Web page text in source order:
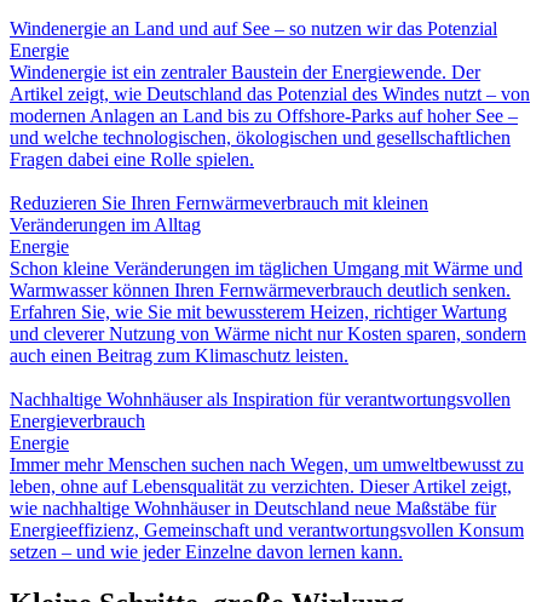
Windenergie an Land und auf See – so nutzen wir das Potenzial
Energie
Windenergie ist ein zentraler Baustein der Energiewende. Der
Artikel zeigt, wie Deutschland das Potenzial des Windes nutzt – von
modernen Anlagen an Land bis zu Offshore-Parks auf hoher See –
und welche technologischen, ökologischen und gesellschaftlichen
Fragen dabei eine Rolle spielen.
Reduzieren Sie Ihren Fernwärmeverbrauch mit kleinen
Veränderungen im Alltag
Energie
Schon kleine Veränderungen im täglichen Umgang mit Wärme und
Warmwasser können Ihren Fernwärmeverbrauch deutlich senken.
Erfahren Sie, wie Sie mit bewussterem Heizen, richtiger Wartung
und cleverer Nutzung von Wärme nicht nur Kosten sparen, sondern
auch einen Beitrag zum Klimaschutz leisten.
Nachhaltige Wohnhäuser als Inspiration für verantwortungsvollen
Energieverbrauch
Energie
Immer mehr Menschen suchen nach Wegen, um umweltbewusst zu
leben, ohne auf Lebensqualität zu verzichten. Dieser Artikel zeigt,
wie nachhaltige Wohnhäuser in Deutschland neue Maßstäbe für
Energieeffizienz, Gemeinschaft und verantwortungsvollen Konsum
setzen – und wie jeder Einzelne davon lernen kann.